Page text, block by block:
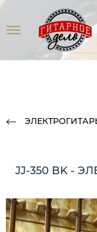
JJ-350 BK -